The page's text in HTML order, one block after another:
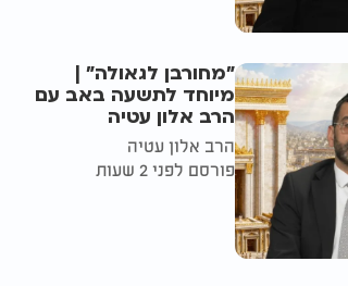
"מחורבן לגאולה" |
מיוחד לתשעה באב עם
הרב אלון עטיה
הרב אלון עטיה
פורסם לפני 2 שעות